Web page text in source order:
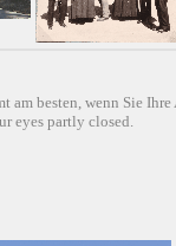
am besten, wenn Sie
eyes partly closed.